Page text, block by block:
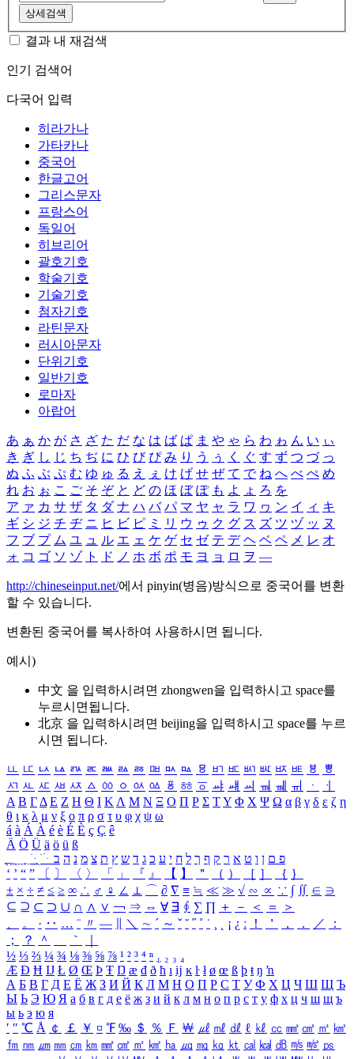
상세검색
결과 내 재검색
인기 검색어
다국어 입력
히라가나
가타카나
중국어
한글고어
그리스문자
프랑스어
독일어
히브리어
괄호기호
학술기호
기술기호
첨자기호
라틴문자
러시아문자
단위기호
일반기호
로마자
아랍어
あ ぁ か が さ ざ た だ な は ば ぱ ま や ゃ ら わ ゎ ん い ぃ
き ぎ し じ ち ぢ に ひ び ぴ み り う ぅ く ぐ す ず つ づ っ
ぬ ふ ぶ ぷ む ゆ ゅ る え ぇ け げ せ ぜ て で ね へ べ ぺ め
れ お ぉ こ ご そ ぞ と ど の ほ ぼ ぽ も よ ょ ろ を
ア ァ カ サ ザ タ ダ ナ ハ バ パ マ ヤ ャ ラ ワ ヮ ン イ ィ キ
ギ シ ジ チ ヂ ニ ヒ ビ ピ ミ リ ウ ゥ ク グ ス ズ ツ ヅ ッ ヌ
フ ブ プ ム ユ ュ ル エ ェ ケ ゲ セ ゼ テ デ ヘ ベ ペ メ レ オ
ォ コ ゴ ソ ゾ ト ド ノ ホ ボ ポ モ ヨ ョ ロ ヲ ―
http://chineseinput.net/에서 pinyin(병음)방식으로 중국어를 변환
할 수 있습니다.
변환된 중국어를 복사하여 사용하시면 됩니다.
예시)
中文 을 입력하시려면 zhongwen을 입력하시고 space를
누르시면됩니다.
北京 을 입력하시려면 beijing을 입력하시고 space를 누르
시면 됩니다.
ㅥ ㅦ ㅧ ㅨ ㅩ ㅪ ㅫ ㅬ ㅭ ㅮ ㅯ ㅰ ㅱ ㅲ ㅳ ㅴ ㅵ ㅶ ㅷ ㅸ
ㅹ
ㅺ ㅻ ㅼ ㅽ ㅾ ㅿ ㆀ ㆁ ㆂ ㆃ ㆄ ㆅ ㆆ ㆇ ㆈ ㆉ ㆊ ㆋ ㆌ ㆍ
ㆎ
Α Β ΓΔ Ε Ζ Η Θ Ι ΚΛ Μ Ν Ξ Ο Π Ρ Σ ΤΥ Φ Χ Ψ Ω α β γ δ ε ζ η
θ ι κ λ μ ν ξ ο π ρ σ τ υ φ χ ψ ω
á à Á À é è É È ç Ç ê
Ä Ö Ü ä ö ü ß
ִֶֹ ֻּ ׁׂ פ ם ן ו ט א ר ק ף ך ל ח י ע כ ג ד ש ץ ת צ מ נ ה ב
‘ ’ “ ” 〔 〕 〈 〉 「 」 『 』 【 】 ＂ （ ） ［ ］ ｛ ｝
± × ÷ ≠ ≤ ≥ ∞ ∴ ♂ ♀ ∠ ⊥ ⌒ ∂ ∇ ≡ ≒ ≪ ≫ √ ∽ ∝ ∵ ∫ ∬ ∈ ∋
⊆ ⊇ ⊂ ⊃ ∪ ∩ ∧ ∨ ￢ ⇒ ⇔ ∀ ∃ ∮ ∑ ∏ ＋ － ＜ ＝
＞
、
。 · ‥ … ¨ 〃 ― ＼ ∼ ´ ～ ˇ ˘ ˝ ˚ ˙ ¸ ¡ ¿ ː ！ ＇ ， ． ／
：
；
？ ＾ ｀
½ ⅓ ⅔ ¼ ¾ ⅛ ⅜ ⅝ ⅞ ¹ ² ³ ⁴ ⁿ ₁ ₂ ₃ ₄
Æ Ð Ħ Ĳ Ł Ø Œ Þ Ŧ Ŋ æ đ ð ħ ı ĳ ĸ ŀ ł ø œ ß þ ŧ ŋ ŉ
А Б В Г Д Е Ё Ж З И Й К Л М Н О П Р С Т У Ф Х Ц Ч Ш Щ Ъ
Ы Ь Э Ю Я а б в г д е ё ж з и й к л м н о п р с т у ф х ц ч ш щ ъ
ы ь э ю я
′ ″ ℃ Å ￠ ￡ ￥ ¤ ℉ ‰ ＄ ％ Ｆ ￦ ㎕ ㎖ ㎗ ℓ ㎘ ㏄ ㎣ ㎤ ㎥ ㎦
㎙ ㎚ ㎛ ㎜ ㎝ ㎞ ㎟ ㎠ ㎡ ㎢ ㏊ ㎍ ㎎ ㎏ ㏏ ㎈ ㎉ ㏈ ㎧ ㎨ ㎰